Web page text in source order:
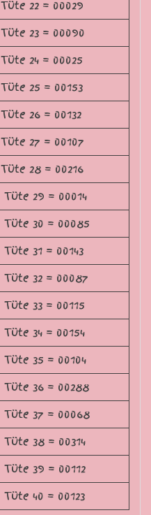
Tüte 22 = 00029
Tüte 23 = 00090
Tüte 24 = 00025
Tüte 25 = 00153
Tüte 26 = 00132
Tüte 27 = 00107
Tüte 28 = 00216
Tüte 29 = 00014
Tüte 30 = 00085
Tüte 31 = 00143
Tüte 32 = 00087
Tüte 33 = 00115
Tüte 34 = 00154
Tüte 35 = 00104
Tüte 36 = 00288
Tüte 37 = 00068
Tüte 38 = 00314
Tüte 39 = 00112
Tüte 40 = 00123